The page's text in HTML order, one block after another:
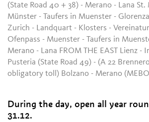
(State Road 40 + 38) - Merano - Lana
Münster - Taufers in Muenster -
Zurich - Landquart - Klosters -
Ofenpass - Muenster - Taufers in
Merano - Lana FROM THE EAST Lienz -
Pusteria (State Road 49) - (A 22
obligatory toll) Bolzano - Merano
During the day, open all year
31.12.